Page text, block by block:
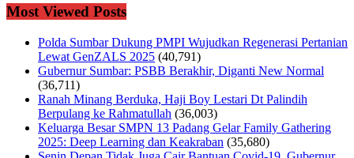
Most Viewed Posts
Polda Sumbar Dukung PMPI Wujudkan Regenerasi Pertanian
Lewat GenZALS 2025 (40,791)
Gubernur Sumbar: PSBB Berakhir, Diganti New Normal
(36,711)
Ranah Minang Berduka, Haji Boy Lestari Dt Palindih
Berpulang ke Rahmatullah (36,003)
Keluarga Besar SMPN 13 Padang Gelar Family Gathering
2025: Deep Learning dan Keakraban (35,680)